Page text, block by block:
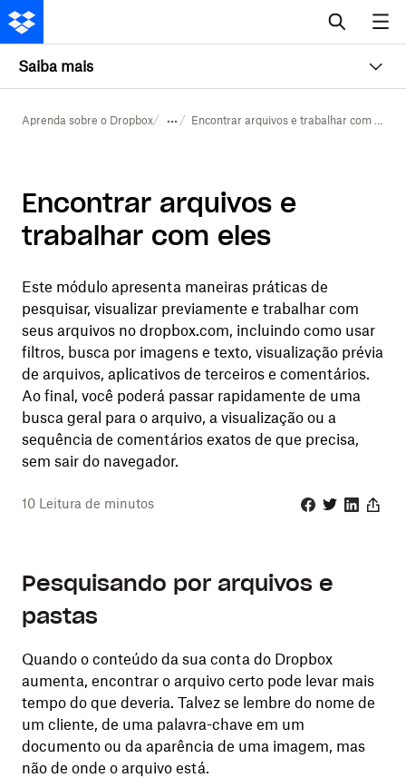
Saiba mais
Aprenda sobre o Dropbox Encontrar arquivos e trabalhar com eles
Encontrar arquivos e
trabalhar com eles
Este módulo apresenta maneiras práticas de
pesquisar, visualizar previamente e trabalhar com
seus arquivos no dropbox.com, incluindo como usar
filtros, busca por imagens e texto, visualização prévia
de arquivos, aplicativos de terceiros e comentários.
Ao final, você poderá passar rapidamente de uma
busca geral para o arquivo, a visualização ou a
sequência de comentários exatos de que precisa,
sem sair do navegador.
10 Leitura de minutos
Pesquisando por arquivos e
pastas
Quando o conteúdo da sua conta do Dropbox
aumenta, encontrar o arquivo certo pode levar mais
tempo do que deveria. Talvez se lembre do nome de
um cliente, de uma palavra-chave em um
documento ou da aparência de uma imagem, mas
não de onde o arquivo está.